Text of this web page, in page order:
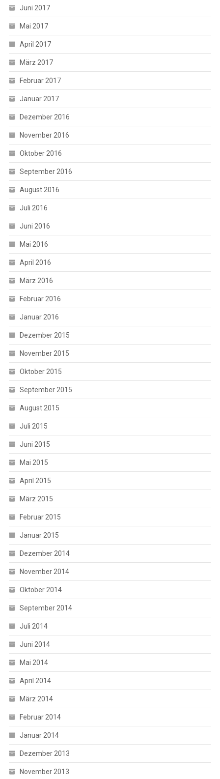
Juni 2017
Mai 2017
April 2017
März 2017
Februar 2017
Januar 2017
Dezember 2016
November 2016
Oktober 2016
September 2016
August 2016
Juli 2016
Juni 2016
Mai 2016
April 2016
März 2016
Februar 2016
Januar 2016
Dezember 2015
November 2015
Oktober 2015
September 2015
August 2015
Juli 2015
Juni 2015
Mai 2015
April 2015
März 2015
Februar 2015
Januar 2015
Dezember 2014
November 2014
Oktober 2014
September 2014
Juli 2014
Juni 2014
Mai 2014
April 2014
März 2014
Februar 2014
Januar 2014
Dezember 2013
November 2013